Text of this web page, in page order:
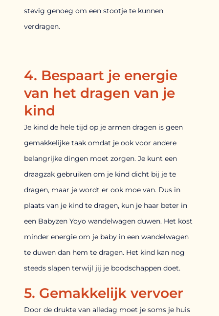
stevig genoeg om een stootje te kunnen
verdragen.
4. Bespaart je energie
van het dragen van je
kind
Je kind de hele tijd op je armen dragen is geen
gemakkelijke taak omdat je ook voor andere
belangrijke dingen moet zorgen. Je kunt een
draagzak gebruiken om je kind dicht bij je te
dragen, maar je wordt er ook moe van. Dus in
plaats van je kind te dragen, kun je haar beter in
een Babyzen Yoyo wandelwagen duwen. Het kost
minder energie om je baby in een wandelwagen
te duwen dan hem te dragen. Het kind kan nog
steeds slapen terwijl jij je boodschappen doet.
5. Gemakkelijk vervoer
Door de drukte van alledag moet je soms je huis